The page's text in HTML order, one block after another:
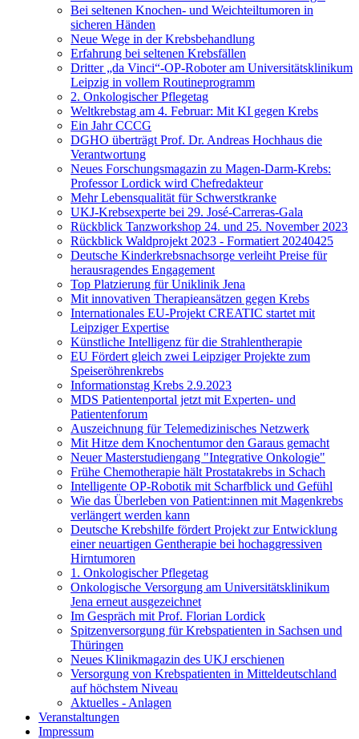
Bei seltenen Knochen- und Weichteiltumoren in
sicheren Händen
Neue Wege in der Krebsbehandlung
Erfahrung bei seltenen Krebsfällen
Dritter „da Vinci“-OP-Roboter am Universitätsklinikum
Leipzig in vollem Routineprogramm
2. Onkologischer Pflegetag
Weltkrebstag am 4. Februar: Mit KI gegen Krebs
Ein Jahr CCCG
DGHO überträgt Prof. Dr. Andreas Hochhaus die
Verantwortung
Neues Forschungsmagazin zu Magen-Darm-Krebs:
Professor Lordick wird Chefredakteur
Mehr Lebensqualität für Schwerstkranke
UKJ-Krebsexperte bei 29. José-Carreras-Gala
Rückblick Tanzworkshop 24. und 25. November 2023
Rückblick Waldprojekt 2023 - Formatiert 20240425
Deutsche Kinderkrebsnachsorge verleiht Preise für
herausragendes Engagement
Top Platzierung für Uniklinik Jena
Mit innovativen Therapieansätzen gegen Krebs
Internationales EU-Projekt CREATIC startet mit
Leipziger Expertise
Künstliche Intelligenz für die Strahlentherapie
EU Fördert gleich zwei Leipziger Projekte zum
Speiseröhrenkrebs
Informationstag Krebs 2.9.2023
MDS Patientenportal jetzt mit Experten- und
Patientenforum
Auszeichnung für Telemedizinisches Netzwerk
Mit Hitze dem Knochentumor den Garaus gemacht
Neuer Masterstudiengang "Integrative Onkologie"
Frühe Chemotherapie hält Prostatakrebs in Schach
Intelligente OP-Robotik mit Scharfblick und Gefühl
Wie das Überleben von Patient:innen mit Magenkrebs
verlängert werden kann
Deutsche Krebshilfe fördert Projekt zur Entwicklung
einer neuartigen Gentherapie bei hochaggressiven
Hirntumoren
1. Onkologischer Pflegetag
Onkologische Versorgung am Universitätsklinikum
Jena erneut ausgezeichnet
Im Gespräch mit Prof. Florian Lordick
Spitzenversorgung für Krebspatienten in Sachsen und
Thüringen
Neues Klinikmagazin des UKJ erschienen
Versorgung von Krebspatienten in Mitteldeutschland
auf höchstem Niveau
Aktuelles - Anlagen
Veranstaltungen
Impressum